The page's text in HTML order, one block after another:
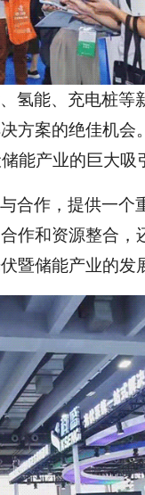
氢能、充电桩等
方案的绝佳机会
能产业的巨大吸
合作，提供一个
作和资源整合，
暨储能产业的发